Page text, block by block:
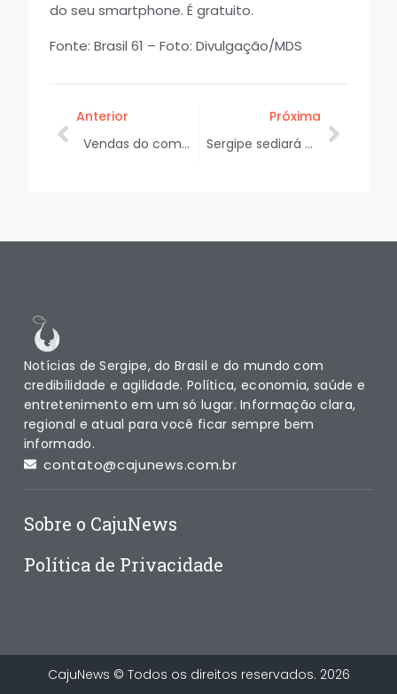
do seu smartphone. É gratuito.
Fonte: Brasil 61 – Foto: Divulgação/MDS
Anterior
Vendas do comércio sergipano aumentaram 1,2%, no mês de janeiro
Próxima
Sergipe sediará espetáculo inédito de luzes e tecnologia com o Festival SE Mapping
Notícias de Sergipe, do Brasil e do mundo com
credibilidade e agilidade. Política, economia, saúde e
entretenimento em um só lugar. Informação clara,
regional e atual para você ficar sempre bem
informado.
contato@cajunews.com.br
Sobre o CajuNews
Política de Privacidade
CajuNews © Todos os direitos reservados. 2026